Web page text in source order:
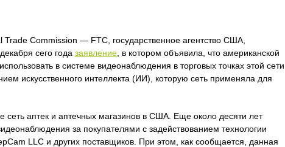
Commission — FTC, государственное агентство США,
сего года заявление , в котором объявила, что американской
в системе видеонаблюдения в торговых точках этой сети
искусственного интеллекта (ИИ), которую сеть применяла для
сеть аптек и аптечных магазинов в США. Еще около десяти лет
за покупателями с задействованием технологии
LLC и других поставщиков. При этом, как сообщается, данная